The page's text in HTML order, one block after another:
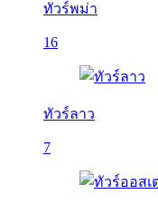
ทัวร์พม่า
16
ทัวร์ลาว
7